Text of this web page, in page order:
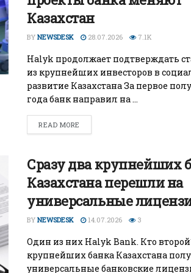
Казахстан
BY NEWSDESK 28.07.2026 7.1K
Halyk продолжает подтверждать
из крупнейших инвесторов в
развитие Казахстана За первое
года банк направил на ...
READ MORE
Сразу два крупнейших
Казахстана перешли на
универсальные
BY NEWSDESK 14.07.2026 3
Один из них Halyk Bank. Кто
крупнейших банка Казахстана
универсальные банковские
29.07.2026